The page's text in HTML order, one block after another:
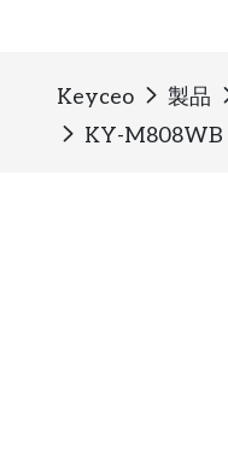
Keyceo 製品
KY-M808WB